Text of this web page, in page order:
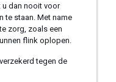
u dan nooit voor
te staan. Met name
zorg, zoals een
flink oplopen.
tegen de